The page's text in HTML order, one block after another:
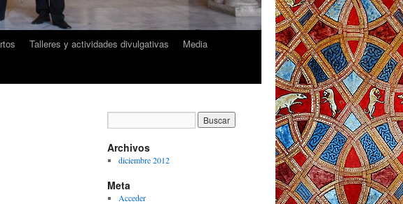
Talleres y actividades divulgativas
Media
Archivos
diciembre 2012
Meta
Acceder